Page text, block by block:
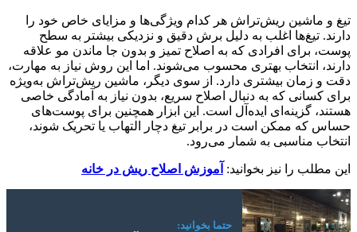
تیغ و ماشین ریش‌تراش هر کدام ویژگی‌ها و مزایای خاص خود را
دارند. تیغ‌ها اغلب به دلیل برش دقیق و نزدیکی بیشتر به سطح
پوست، برای افرادی که به اصلاح تمیز و بدون جا ماندن مو علاقه
دارند، انتخاب بهتری محسوب می‌شوند. اما این روش نیاز به مهارت،
دقت و زمان بیشتری دارد. از سوی دیگر، ماشین ریش‌تراش به‌ویژه
برای کسانی که به دنبال اصلاح سریع، بدون نیاز به آمادگی خاصی
هستند، گزینه‌ای ایده‌آل است. این ابزار همچنین برای پوست‌های
حساس که ممکن است در برابر تیغ دچار التهاب یا تحریک شوند،
انتخاب مناسبی به شمار می‌رود.
این مطلب را نیز بخوانید: آموزش اصلاح ریش در خانه
حتما بخوانید: